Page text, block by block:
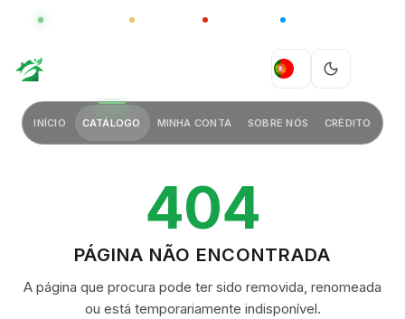
CHINA
PT
INÍCIO CATÁLOGO MINHA CONTA SOBRE NÓS CRÉDITO
404
PÁGINA NÃO ENCONTRADA
A página que procura pode ter sido removida, renomeada
ou está temporariamente indisponível.